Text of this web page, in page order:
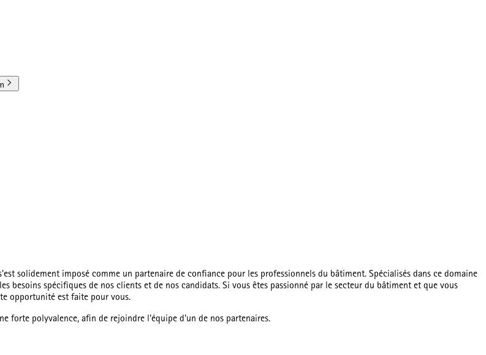
solidement imposé comme un partenaire de confiance pour les professionnels du bâtiment. Spécialisés dans ce domaine
spécifiques de nos clients et de nos candidats. Si vous êtes passionné par le secteur du bâtiment et que vous
opportunité est faite pour vous.
forte polyvalence, afin de rejoindre l'équipe d'un de nos partenaires.